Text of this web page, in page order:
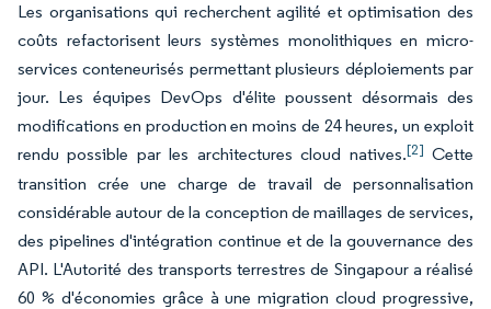
Les organisations qui recherchent agilité et optimisation des
coûts refactorisent leurs systèmes monolithiques en micro-
services conteneurisés permettant plusieurs déploiements par
jour. Les équipes DevOps d'élite poussent désormais des
modifications en production en moins de 24 heures, un exploit
rendu possible par les architectures cloud natives.[2] Cette
transition crée une charge de travail de personnalisation
considérable autour de la conception de maillages de services,
des pipelines d'intégration continue et de la gouvernance des
API. L'Autorité des transports terrestres de Singapour a réalisé
60 % d'économies grâce à une migration cloud progressive,